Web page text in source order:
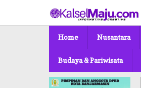
konten
Home Nusantara
Budaya & Pariwisata